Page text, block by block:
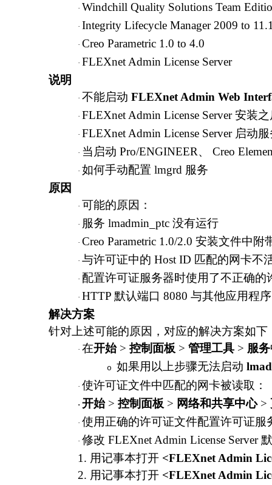
· Windchill Quality Solutions Team
· Integrity Lifecycle Manager 2009 to
· Creo Parametric 1.0 to 4.0
· FLEXnet Admin License Server
说明
· 不能启动 FLEXnet Admin Web
· FLEXnet Admin License Server 安装
· FLEXnet Admin License Server 启动
· 当启动 Pro/ENGINEER、 Creo
· 如何手动配置 lmgrd 服务
原因
· 可能的原因：
· 服务 lmadmin_ptc 没有运行
· Creo Parametric 1.0/2.0 安装文件中
· 与许可证中的 Host ID 匹配的网卡不
· 配置许可证服务器时使用了不正确的
· HTTP 默认端口 8080 与其他应用程
解决方案
针对上述可能的原因，对应的解决方案如下
· 在开始 > 控制面板 > 管理工具 > 服务
o 如果用以上步骤无法启动
· 使许可证文件中匹配的网卡被读取：
· 开始 > 控制面板 > 网络和共享中心 >
· 使用正确的许可证文件配置许可证服
· 修改 FLEXnet Admin License Server
1. 用记事本打开 <FLEXnet Admin
2. 用记事本打开 <FLEXnet Admin